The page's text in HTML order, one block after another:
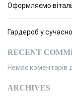
Оформляємо
Гардероб у
RECENT
Немає коментарів
ARCHIVES